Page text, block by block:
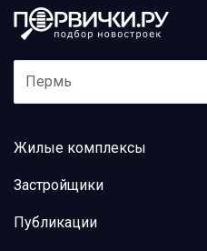
Пермь
Жилые комплексы
Застройщики
Публикации